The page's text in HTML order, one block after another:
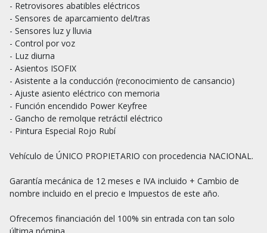
- Retrovisores abatibles eléctricos
- Sensores de aparcamiento del/tras
- Sensores luz y lluvia
- Control por voz
- Luz diurna
- Asientos ISOFIX
- Asistente a la conducción (reconocimiento de cansancio)
- Ajuste asiento eléctrico con memoria
- Función encendido Power Keyfree
- Gancho de remolque retráctil eléctrico
- Pintura Especial Rojo Rubí
Vehículo de ÚNICO PROPIETARIO con procedencia NACIONAL.
Garantía mecánica de 12 meses e IVA incluido + Cambio de
nombre incluido en el precio e Impuestos de este año.
Ofrecemos financiación del 100% sin entrada con tan solo